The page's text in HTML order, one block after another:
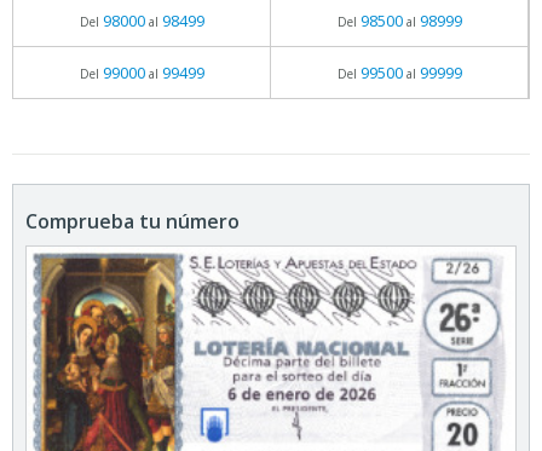
Del 98000al 98499 Del 98500al 98999
Del 99000al 99499 Del 99500al 99999
Comprueba tu número